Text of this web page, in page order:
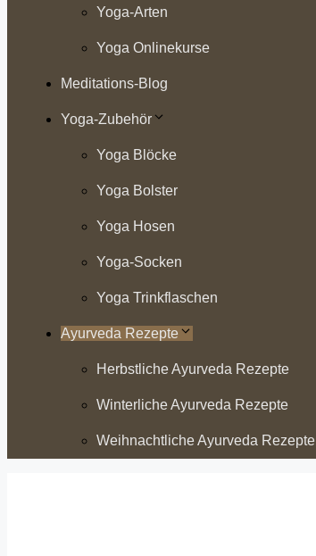
Yoga-Arten
Yoga Onlinekurse
Meditations-Blog
Yoga-Zubehör
Yoga Blöcke
Yoga Bolster
Yoga Hosen
Yoga-Socken
Yoga Trinkflaschen
Ayurveda Rezepte
Herbstliche Ayurveda Rezepte
Winterliche Ayurveda Rezepte
Weihnachtliche Ayurveda Rezepte